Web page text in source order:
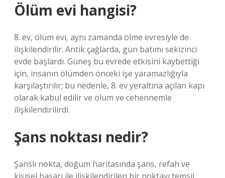
Ölüm evi hangisi?
8. ev, ölüm evi, aynı zamanda ölme evresiyle de
ilişkilendirilir. Antik çağlarda, gün batımı sekizinci
evde başlardı. Güneş bu evrede etkisini kaybettiği
için, insanın ölümden önceki işe yaramazlığıyla
karşılaştırılır; bu nedenle, 8. ev yeraltına açılan kapı
olarak kabul edilir ve ölüm ve cehennemle
ilişkilendirilirdi.
Şans noktası nedir?
Şanslı nokta, doğum haritasında şans, refah ve